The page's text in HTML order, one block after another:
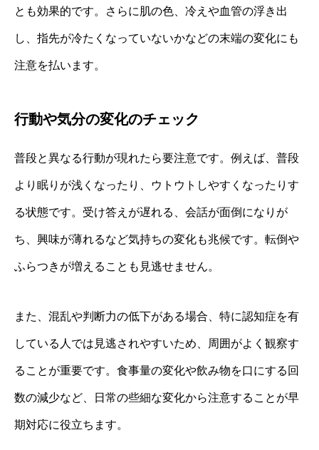
とも効果的です。さらに肌の色、冷えや血管の浮き出
し、指先が冷たくなっていないかなどの末端の変化にも
注意を払います。
行動や気分の変化のチェック
普段と異なる行動が現れたら要注意です。例えば、普段
より眠りが浅くなったり、ウトウトしやすくなったりす
る状態です。受け答えが遅れる、会話が面倒になりが
ち、興味が薄れるなど気持ちの変化も兆候です。転倒や
ふらつきが増えることも見逃せません。
また、混乱や判断力の低下がある場合、特に認知症を有
している人では見逃されやすいため、周囲がよく観察す
ることが重要です。食事量の変化や飲み物を口にする回
数の減少など、日常の些細な変化から注意することが早
期対応に役立ちます。